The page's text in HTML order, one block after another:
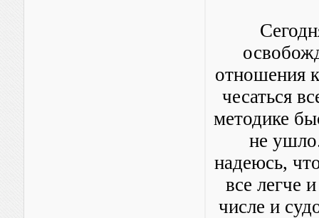
отношения
чесаться
методике
не
надеюсь,
все легче
числе и